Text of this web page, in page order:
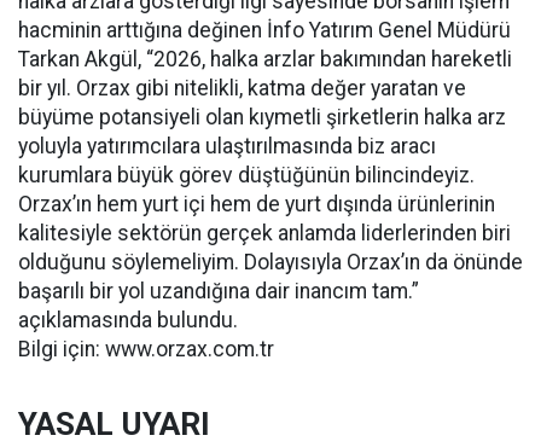
hacminin arttığına değinen İnfo Yatırım Genel Müdürü
Tarkan Akgül, “2026, halka arzlar bakımından hareketli
bir yıl. Orzax gibi nitelikli, katma değer yaratan ve
büyüme potansiyeli olan kıymetli şirketlerin halka arz
yoluyla yatırımcılara ulaştırılmasında biz aracı
kurumlara büyük görev düştüğünün bilincindeyiz.
Orzax’ın hem yurt içi hem de yurt dışında ürünlerinin
kalitesiyle sektörün gerçek anlamda liderlerinden biri
olduğunu söylemeliyim. Dolayısıyla Orzax’ın da önünde
başarılı bir yol uzandığına dair inancım tam.”
açıklamasında bulundu.
Bilgi için: www.orzax.com.tr
YASAL UYARI